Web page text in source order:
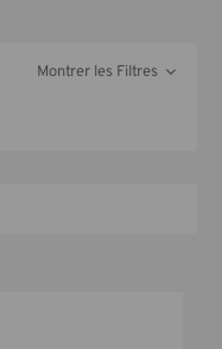
Montrer les Filtres